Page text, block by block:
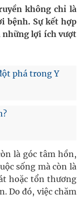
không chỉ là
bệnh. Sự kết hợp
những lợi ích vượt
phá trong Y
là góc tâm hồn,
sống mà còn là
hoặc tổn thương
Do đó, việc chăm